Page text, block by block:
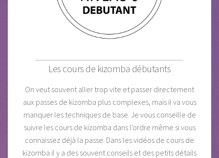
Les cours de kizomba débutants
On veut souvent aller trop vite et passer directement
aux passes de kizomba plus complexes, mais il va vous
manquer les techniques de base. Je vous conseille de
suivre les cours de kizomba dans l'ordre même si vous
connaissez déjà la passe. Dans les vidéos de cours de
kizomba il y a des souvent conseils et des petits détails